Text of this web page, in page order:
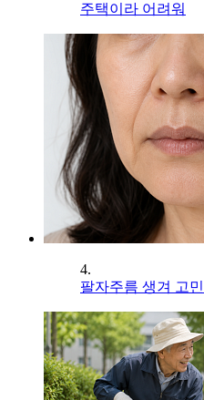
주택이라 어려워
4.
팔자주름 생겨 고